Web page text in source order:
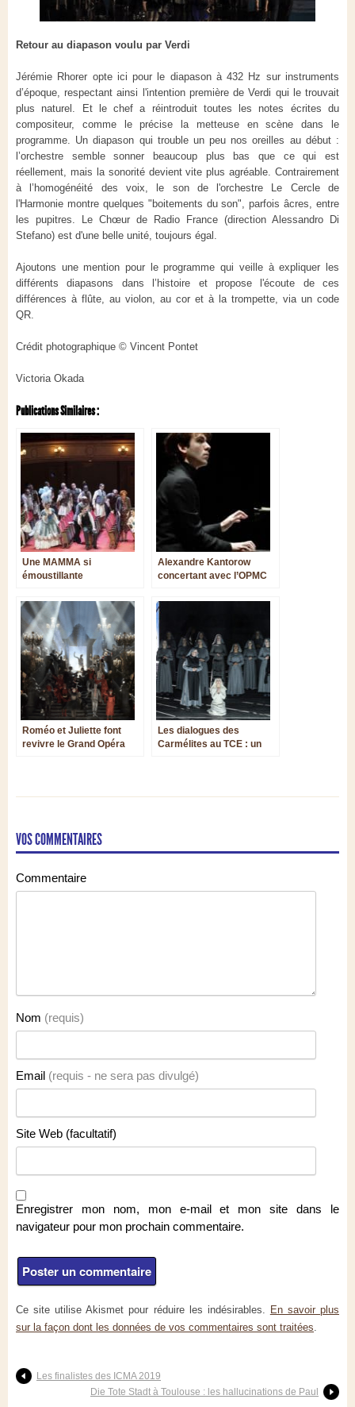
Retour au diapason voulu par Verdi
Jérémie Rhorer opte ici pour le diapason à 432 Hz sur instruments
d’époque, respectant ainsi l'intention première de Verdi qui le trouvait
plus naturel. Et le chef a réintroduit toutes les notes écrites du
compositeur, comme le précise la metteuse en scène dans le
programme. Un diapason qui trouble un peu nos oreilles au début :
l’orchestre semble sonner beaucoup plus bas que ce qui est
réellement, mais la sonorité devient vite plus agréable. Contrairement
à l’homogénéité des voix, le son de l'orchestre Le Cercle de
l'Harmonie montre quelques "boitements du son", parfois âcres, entre
les pupitres. Le Chœur de Radio France (direction Alessandro Di
Stefano) est d'une belle unité, toujours égal.
Ajoutons une mention pour le programme qui veille à expliquer les
différents diapasons dans l’histoire et propose l'écoute de ces
différences à flûte, au violon, au cor et à la trompette, via un code
QR.
Crédit photographique © Vincent Pontet
Victoria Okada
Publications Similaires :
Une MAMMA si
émoustillante
Alexandre Kantorow
concertant avec l’OPMC
Roméo et Juliette font
revivre le Grand Opéra
Les dialogues des
Carmélites au TCE : un
VOS COMMENTAIRES
Commentaire
Nom (requis)
Email (requis - ne sera pas divulgé)
Site Web (facultatif)
Enregistrer mon nom, mon e-mail et mon site dans le
navigateur pour mon prochain commentaire.
Ce site utilise Akismet pour réduire les indésirables. En savoir plus
sur la façon dont les données de vos commentaires sont traitées.
Les finalistes des ICMA 2019
Die Tote Stadt à Toulouse : les hallucinations de Paul